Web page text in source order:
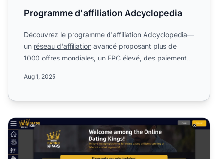
Programme d'affiliation Adcyclopedia
Découvrez le programme d'affiliation Adcyclopedia—
un réseau d'affiliation avancé proposant plus de
1000 offres mondiales, un EPC élevé, des paiements
Aug 1, 2025
Programme d'affiliation Online Dating Kings